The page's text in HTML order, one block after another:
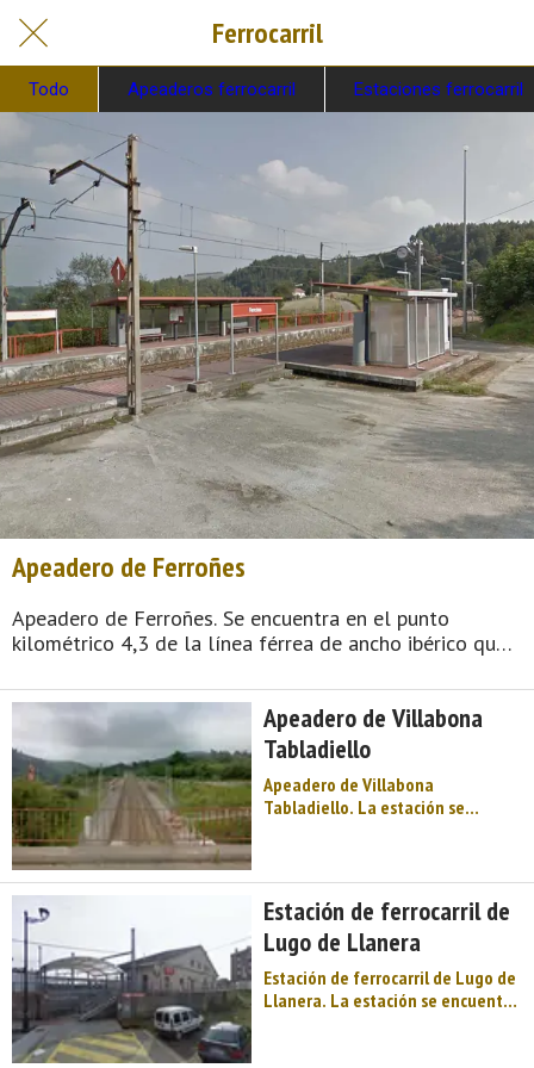
Ferrocarril
Todo Apeaderos ferrocarril Estaciones ferrocarril
Apeadero de Ferroñes
Apeadero de Ferroñes. Se encuentra en el punto
kilométrico 4,3 de la línea férrea de ancho ibérico que
metros de altitud. El tramo es de vía doble y está
electrificad ...
Apeadero de Villabona
Tabladiello
Apeadero de Villabona
Tabladiello. La estación se
une Venta de Baños con Gijón a
104 metros de altitud. ...
Estación de ferrocarril de
Lugo de Llanera
Estación de ferrocarril de Lugo de
Llanera. La estación se encuentra